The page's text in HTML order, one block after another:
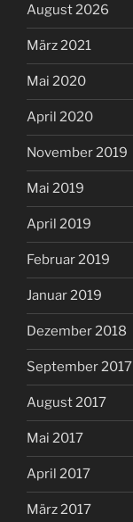
August 2026
März 2021
Mai 2020
April 2020
November 2019
Mai 2019
April 2019
Februar 2019
Januar 2019
Dezember 2018
September 2017
August 2017
Mai 2017
April 2017
März 2017